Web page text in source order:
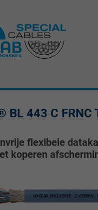
BL 443 C FRNC
flexibele
koperen